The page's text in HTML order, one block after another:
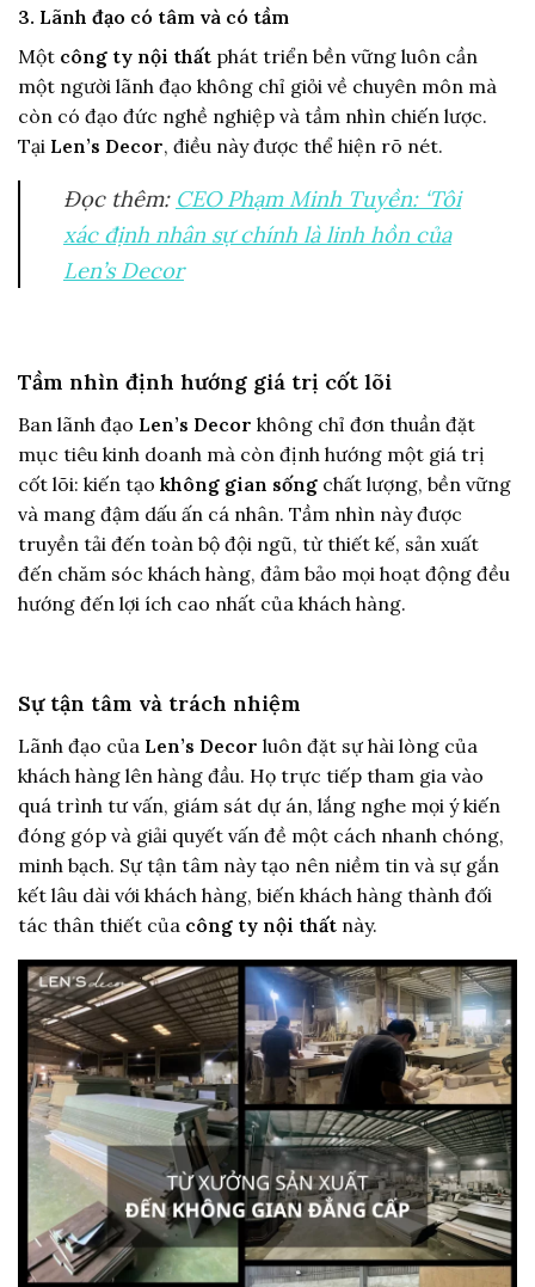
3. Lãnh đạo có tâm và có tầm
Một công ty nội thất phát triển bền vững luôn cần
một người lãnh đạo không chỉ giỏi về chuyên môn mà
còn có đạo đức nghề nghiệp và tầm nhìn chiến lược.
Tại Len’s Decor, điều này được thể hiện rõ nét.
Đọc thêm: CEO Phạm Minh Tuyền: ‘Tôi
xác định nhân sự chính là linh hồn của
Len’s Decor
Tầm nhìn định hướng giá trị cốt lõi
Ban lãnh đạo Len’s Decor không chỉ đơn thuần đặt
mục tiêu kinh doanh mà còn định hướng một giá trị
cốt lõi: kiến tạo không gian sống chất lượng, bền vững
và mang đậm dấu ấn cá nhân. Tầm nhìn này được
truyền tải đến toàn bộ đội ngũ, từ thiết kế, sản xuất
đến chăm sóc khách hàng, đảm bảo mọi hoạt động đều
hướng đến lợi ích cao nhất của khách hàng.
Sự tận tâm và trách nhiệm
Lãnh đạo của Len’s Decor luôn đặt sự hài lòng của
khách hàng lên hàng đầu. Họ trực tiếp tham gia vào
quá trình tư vấn, giám sát dự án, lắng nghe mọi ý kiến
đóng góp và giải quyết vấn đề một cách nhanh chóng,
minh bạch. Sự tận tâm này tạo nên niềm tin và sự gắn
kết lâu dài với khách hàng, biến khách hàng thành đối
tác thân thiết của công ty nội thất này.